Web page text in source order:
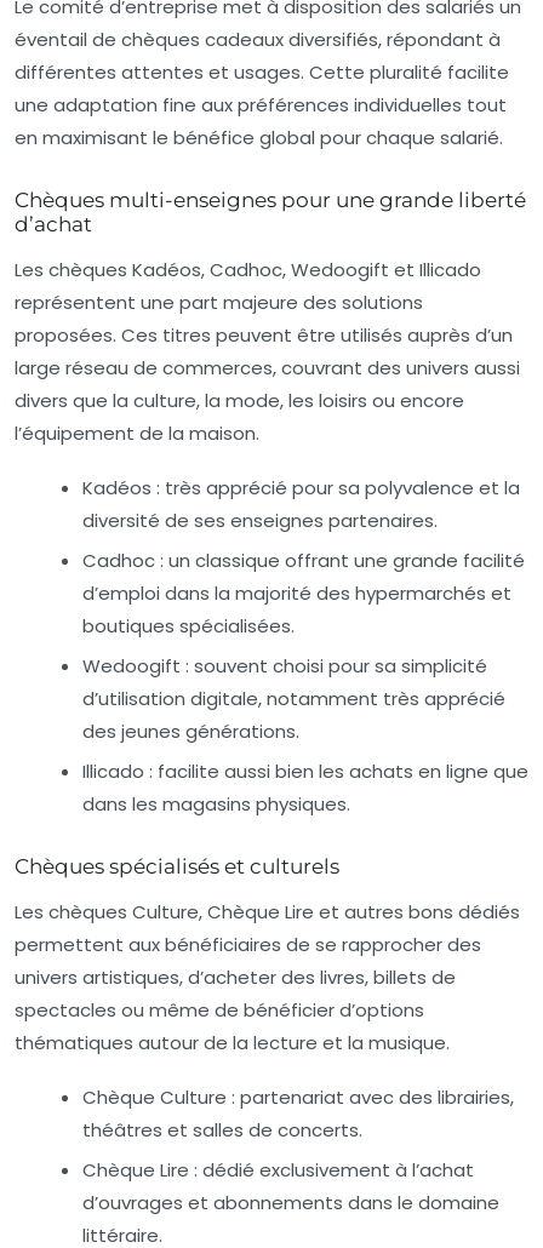
Le comité d’entreprise met à disposition des salariés un
éventail de chèques cadeaux diversifiés, répondant à
différentes attentes et usages. Cette pluralité facilite
une adaptation fine aux préférences individuelles tout
en maximisant le bénéfice global pour chaque salarié.
Chèques multi-enseignes pour une grande liberté
d’achat
Les chèques Kadéos, Cadhoc, Wedoogift et Illicado
représentent une part majeure des solutions
proposées. Ces titres peuvent être utilisés auprès d’un
large réseau de commerces, couvrant des univers aussi
divers que la culture, la mode, les loisirs ou encore
l’équipement de la maison.
Kadéos : très apprécié pour sa polyvalence et la
diversité de ses enseignes partenaires.
Cadhoc : un classique offrant une grande facilité
d’emploi dans la majorité des hypermarchés et
boutiques spécialisées.
Wedoogift : souvent choisi pour sa simplicité
d’utilisation digitale, notamment très apprécié
des jeunes générations.
Illicado : facilite aussi bien les achats en ligne que
dans les magasins physiques.
Chèques spécialisés et culturels
Les chèques Culture, Chèque Lire et autres bons dédiés
permettent aux bénéficiaires de se rapprocher des
univers artistiques, d’acheter des livres, billets de
spectacles ou même de bénéficier d’options
thématiques autour de la lecture et la musique.
Chèque Culture : partenariat avec des librairies,
théâtres et salles de concerts.
Chèque Lire : dédié exclusivement à l’achat
d’ouvrages et abonnements dans le domaine
littéraire.